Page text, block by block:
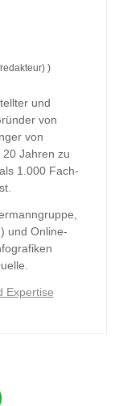
)
und
von
von
Jahren zu
1.000 Fach-
und Online-
Expertise